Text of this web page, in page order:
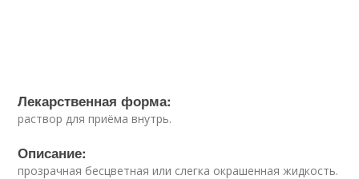
Лекарственная форма:
раствор для приёма внутрь.
Описание:
прозрачная бесцветная или слегка окрашенная жидкость.